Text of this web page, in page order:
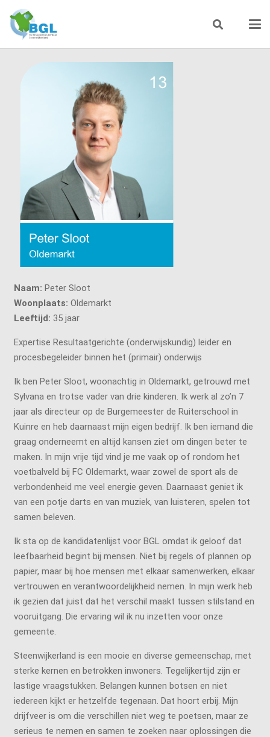
Naam: Peter Sloot
Woonplaats: Oldemarkt
Leeftijd: 35 jaar
Expertise Resultaatgerichte (onderwijskundig) leider en
procesbegeleider binnen het (primair) onderwijs
Ik ben Peter Sloot, woonachtig in Oldemarkt, getrouwd met
Sylvana en trotse vader van drie kinderen. Ik werk al zo’n 7
jaar als directeur op de Burgemeester de Ruiterschool in
Kuinre en heb daarnaast mijn eigen bedrijf. Ik ben iemand die
graag onderneemt en altijd kansen ziet om dingen beter te
maken. In mijn vrije tijd vind je me vaak op of rondom het
voetbalveld bij FC Oldemarkt, waar zowel de sport als de
verbondenheid me veel energie geven. Daarnaast geniet ik
van een potje darts en van muziek, van luisteren, spelen tot
samen beleven.
Ik sta op de kandidatenlijst voor BGL omdat ik geloof dat
leefbaarheid begint bij mensen. Niet bij regels of plannen op
papier, maar bij hoe mensen met elkaar samenwerken, elkaar
vertrouwen en verantwoordelijkheid nemen. In mijn werk heb
ik gezien dat juist dat het verschil maakt tussen stilstand en
vooruitgang. Die ervaring wil ik nu inzetten voor onze
gemeente.
Steenwijkerland is een mooie en diverse gemeenschap, met
sterke kernen en betrokken inwoners. Tegelijkertijd zijn er
lastige vraagstukken. Belangen kunnen botsen en niet
iedereen kijkt er hetzelfde tegenaan. Dat hoort erbij. Mijn
drijfveer is om die verschillen niet weg te poetsen, maar ze
serieus te nemen en samen te zoeken naar oplossingen die